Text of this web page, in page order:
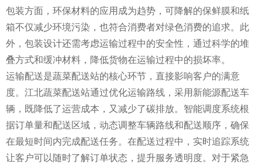
包装方面，环保材料的应用成为趋势，可降解的保鲜膜和纸
箱不仅减少环境污染，也符合消费者对绿色消费的追求。此
外，包装设计还需考虑运输过程中的安全性，通过科学的堆
叠方式和缓冲材料，降低货物在运输过程中的损坏率。
运输配送是蔬菜配送站的核心环节，直接影响客户的满意
度。江北蔬菜配送站通过优化运输路线，采用新能源配送车
辆，既降低了运营成本，又减少了碳排放。智能调度系统根
据订单量和配送区域，动态调整车辆路线和配送顺序，确保
在最短时间内完成配送任务。在配送过程中，实时追踪系统
让客户可以随时了解订单状态，提升服务透明度。对于紧急